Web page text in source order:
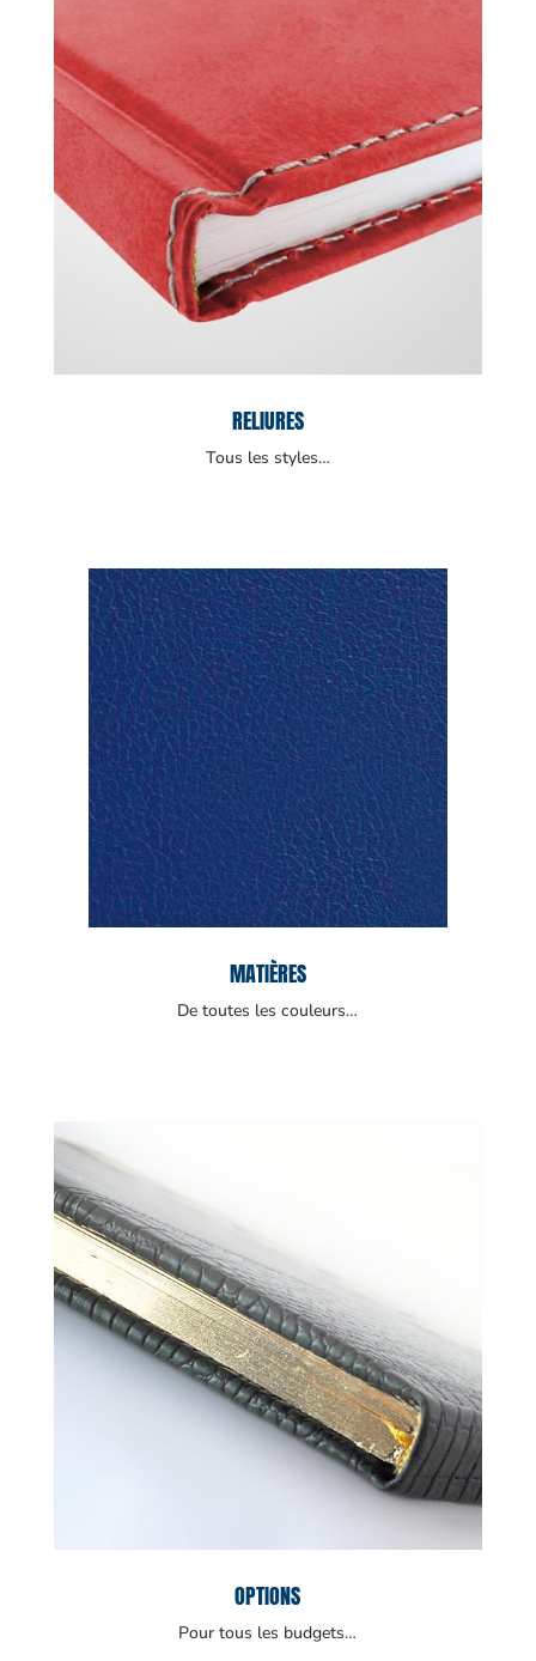
RELIURES
Tous les styles…
MATIÈRES
De toutes les couleurs…
OPTIONS
Pour tous les budgets…